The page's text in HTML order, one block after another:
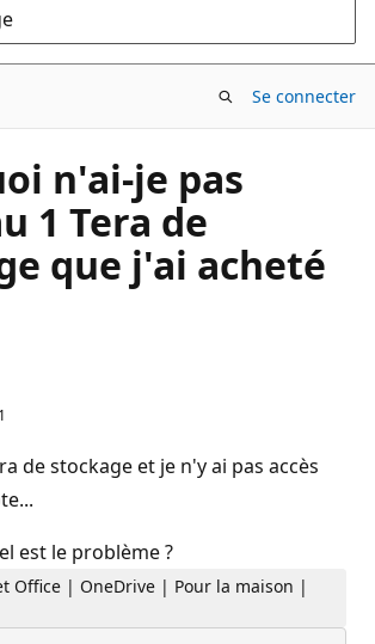
Se connecter
n'ai-je pas
1 Tera de
que j'ai acheté
de stockage et je n'y ai pas accès
est le problème ?
Office | OneDrive | Pour la maison |